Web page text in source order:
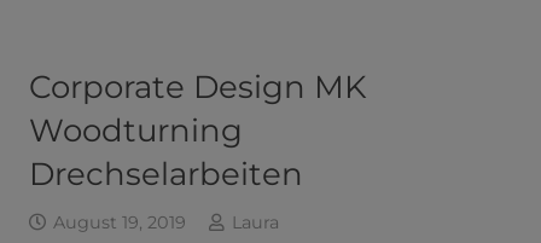
Corporate Design MK
Woodturning
Drechselarbeiten
August 19, 2019 Laura